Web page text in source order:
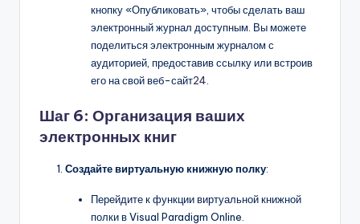
кнопку «Опубликовать», чтобы сделать ваш
электронный журнал доступным. Вы можете
поделиться электронным журналом с
аудиторией, предоставив ссылку или встроив
его на свой веб-сайт24.
Шаг 6: Организация ваших
электронных книг
Создайте виртуальную книжную полку:
Перейдите к функции виртуальной книжной
полки в Visual Paradigm Online.